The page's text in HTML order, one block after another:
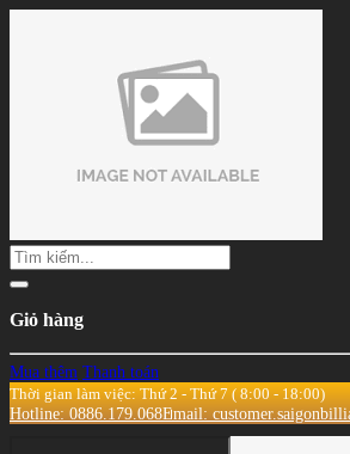
Giỏ hàng
Mua thêm Thanh toán
Thời gian làm việc: Thứ 2 - Thứ 7 ( 8:00 - 18:00)
Hotline: 0886.179.068Email: